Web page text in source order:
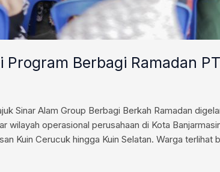
Program Berbagi Ramadan
Sinar Alam Group Berbagi Berkah Ramadan
wilayah operasional perusahaan di Kota
Kuin Cerucuk hingga Kuin Selatan. Warga